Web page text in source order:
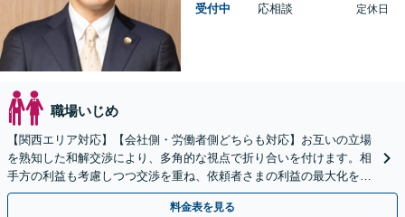
受付中
応相談
定休日
職場いじめ
【関西エリア対応】【会社側・労働者側どちらも対応】お互いの立場
を熟知した和解交渉により、多角的な視点で折り合いを付けます。相
手方の利益も考慮しつつ交渉を重ね、依頼者さまの利益の最大化を目
指す「不当解雇／労災の損害賠償請求／未払い残業代請求」
料金表を見る